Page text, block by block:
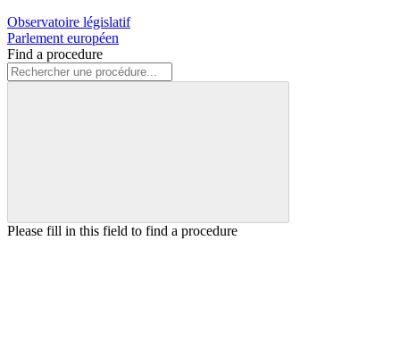
Observatoire législatif
Parlement européen
Find a procedure
Please fill in this field to find a procedure